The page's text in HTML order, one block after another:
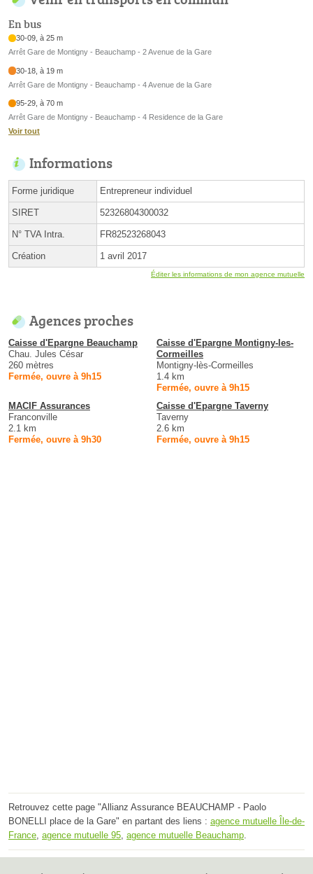
En bus
30-09, à 25 m
Arrêt Gare de Montigny - Beauchamp - 2 Avenue de la Gare
30-18, à 19 m
Arrêt Gare de Montigny - Beauchamp - 4 Avenue de la Gare
95-29, à 70 m
Arrêt Gare de Montigny - Beauchamp - 4 Residence de la Gare
Voir tout
Informations
Forme juridique Entrepreneur individuel
SIRET 52326804300032
N° TVA Intra. FR82523268043
Création 1 avril 2017
Éditer les informations de mon agence mutuelle
Agences proches
Caisse d'Epargne Beauchamp
Chau. Jules César
260 mètres
Fermée, ouvre à 9h15
Caisse d'Epargne Montigny-les-
Cormeilles
Montigny-lès-Cormeilles
1.4 km
Fermée, ouvre à 9h15
MACIF Assurances
Franconville
2.1 km
Fermée, ouvre à 9h30
Caisse d'Epargne Taverny
Taverny
2.6 km
Fermée, ouvre à 9h15
Retrouvez cette page "Allianz Assurance BEAUCHAMP - Paolo
BONELLI place de la Gare" en partant des liens : agence mutuelle Île-de-
France, agence mutuelle 95, agence mutuelle Beauchamp.